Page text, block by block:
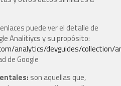
puede ver el detalle de
Analitiycs y su propósito:
analytics/devguides/collection/
de Google
son aquellas que,